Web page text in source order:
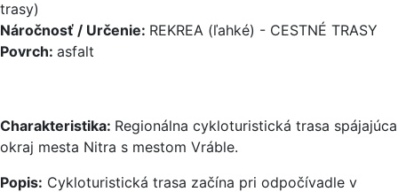
trasy)
Náročnosť / Určenie: REKREA (ľahké) - CESTNÉ TRASY
Povrch: asfalt
Charakteristika: Regionálna cykloturistická trasa spájajúca
okraj mesta Nitra s mestom Vráble.
Popis: Cykloturistická trasa začína pri odpočívadle v